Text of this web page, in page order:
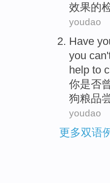
效果的
youdao
Have
you
help to
你是否
狗粮品
youdao
更多双语